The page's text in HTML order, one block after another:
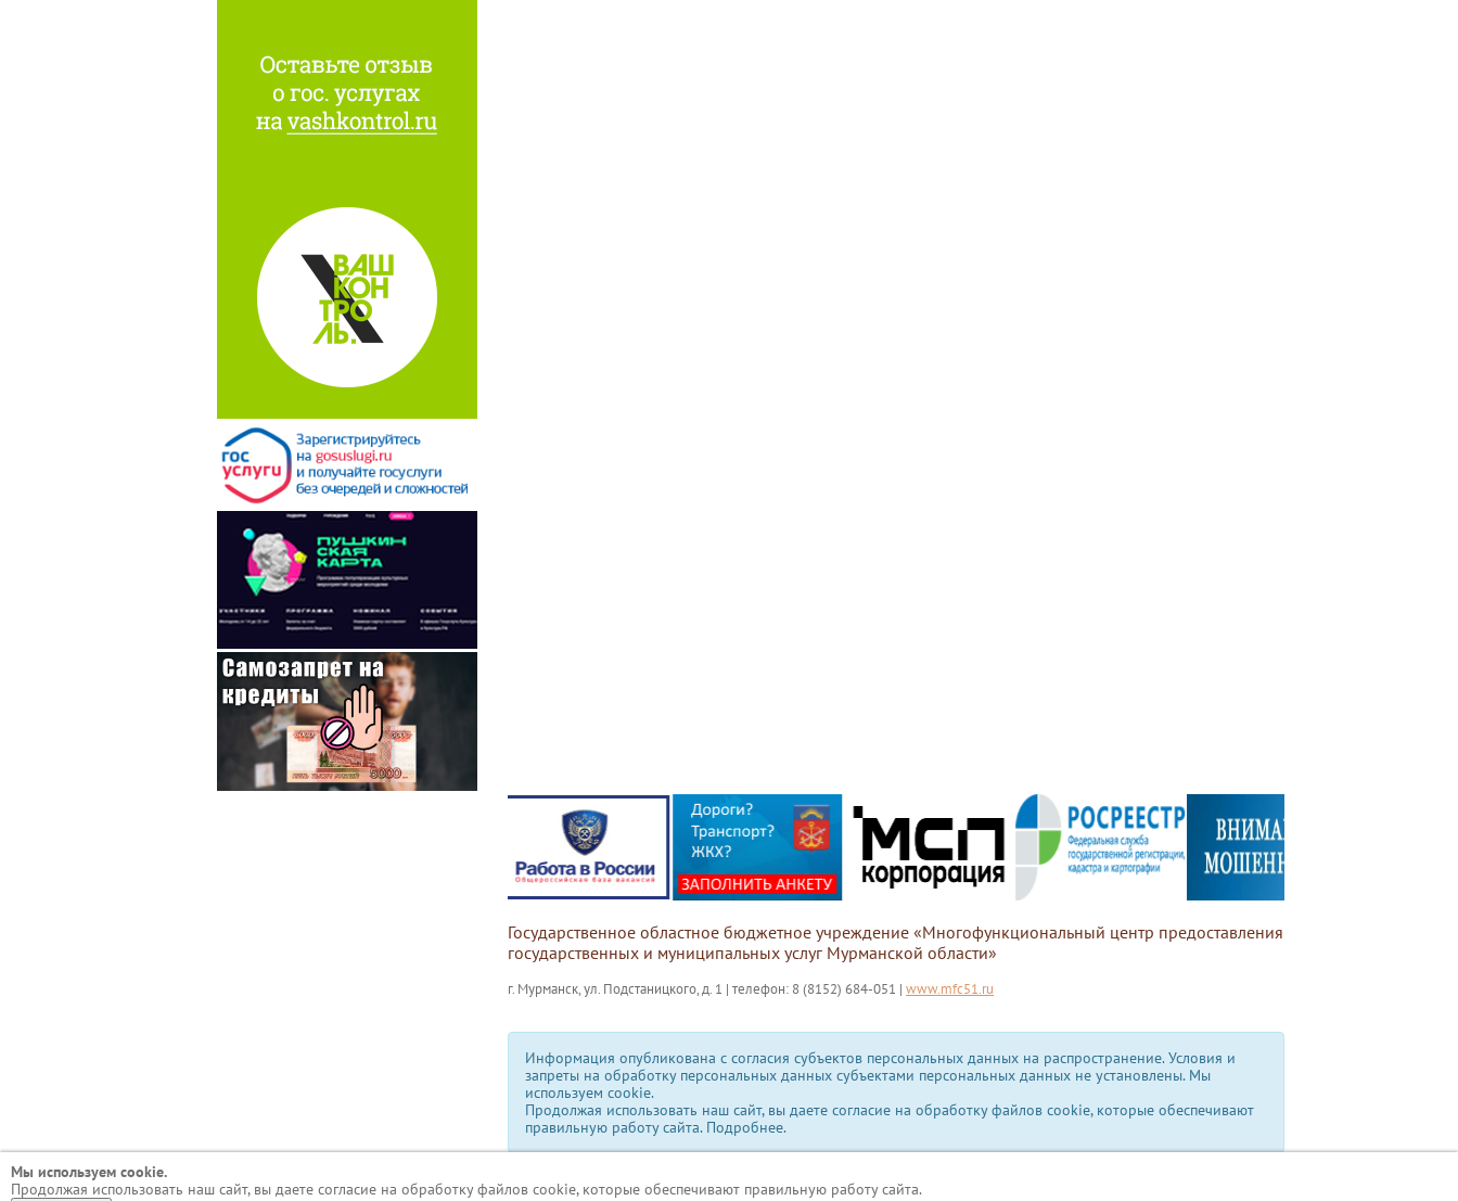
Государственное областное бюджетное учреждение «Многофункциональный центр предоставления
государственных и муниципальных услуг Мурманской области»
г. Мурманск, ул. Подстаницкого, д. 1 | телефон: 8 (8152) 684-051 | www.mfc51.ru
Информация опубликована с согласия субъектов персональных данных на распространение. Условия и
запреты на обработку персональных данных субъектами персональных данных не установлены. Мы
используем сookie.
Продолжая использовать наш сайт, вы даете согласие на обработку файлов cookie, которые обеспечивают
правильную работу сайта. Подробнее.
Мы используем сookie.
Продолжая использовать наш сайт, вы даете согласие на обработку файлов cookie, которые обеспечивают правильную работу сайта.